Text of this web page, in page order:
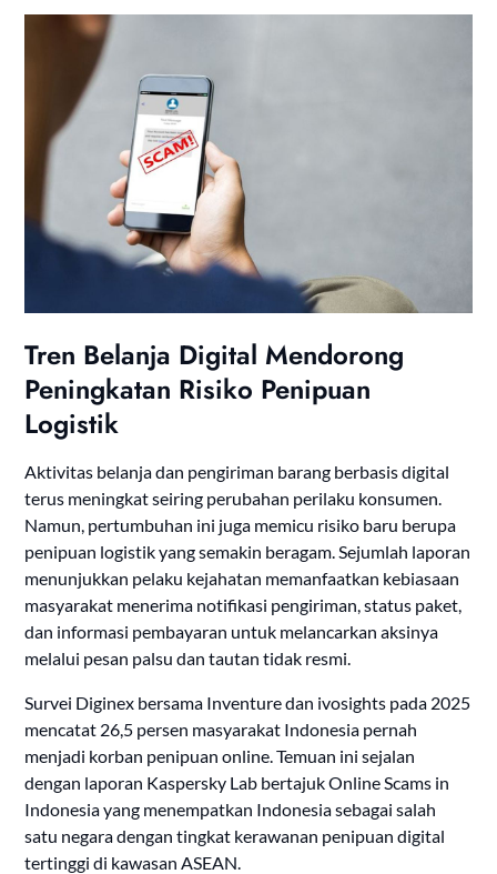
Tren Belanja Digital Mendorong
Peningkatan Risiko Penipuan
Logistik
Aktivitas belanja dan pengiriman barang berbasis digital
terus meningkat seiring perubahan perilaku konsumen.
Namun, pertumbuhan ini juga memicu risiko baru berupa
penipuan logistik yang semakin beragam. Sejumlah laporan
menunjukkan pelaku kejahatan memanfaatkan kebiasaan
masyarakat menerima notifikasi pengiriman, status paket,
dan informasi pembayaran untuk melancarkan aksinya
melalui pesan palsu dan tautan tidak resmi.
Survei Diginex bersama Inventure dan ivosights pada 2025
mencatat 26,5 persen masyarakat Indonesia pernah
menjadi korban penipuan online. Temuan ini sejalan
dengan laporan Kaspersky Lab bertajuk Online Scams in
Indonesia yang menempatkan Indonesia sebagai salah
satu negara dengan tingkat kerawanan penipuan digital
tertinggi di kawasan ASEAN.